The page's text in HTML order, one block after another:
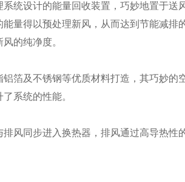
统设计的能量回收装置，巧妙地置于送
量得以预处理新风，从而达到节能减排
的纯净度。
箔及不锈钢等优质材料打造，其巧妙的
系统的性能。
排风同步进入换热器，排风通过高导热性